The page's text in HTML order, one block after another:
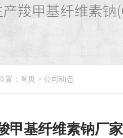
置： 首页 > 公司动态
甲基纤维素钠厂家